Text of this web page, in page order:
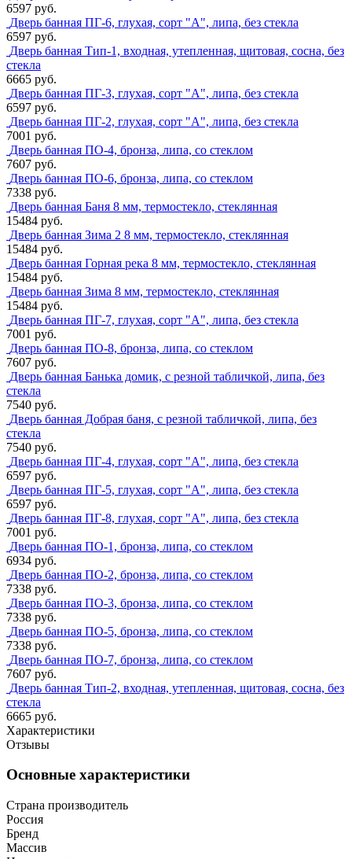
6597 руб.
Дверь банная ПГ-6, глухая, сорт "А", липа, без стекла
6597 руб.
Дверь банная Тип-1, входная, утепленная, щитовая, сосна, без
стекла
6665 руб.
Дверь банная ПГ-3, глухая, сорт "А", липа, без стекла
6597 руб.
Дверь банная ПГ-2, глухая, сорт "А", липа, без стекла
7001 руб.
Дверь банная ПО-4, бронза, липа, со стеклом
7607 руб.
Дверь банная ПО-6, бронза, липа, со стеклом
7338 руб.
Дверь банная Баня 8 мм, термостекло, стеклянная
15484 руб.
Дверь банная Зима 2 8 мм, термостекло, стеклянная
15484 руб.
Дверь банная Горная река 8 мм, термостекло, стеклянная
15484 руб.
Дверь банная Зима 8 мм, термостекло, стеклянная
15484 руб.
Дверь банная ПГ-7, глухая, сорт "А", липа, без стекла
7001 руб.
Дверь банная ПО-8, бронза, липа, со стеклом
7607 руб.
Дверь банная Банька домик, с резной табличкой, липа, без
стекла
7540 руб.
Дверь банная Добрая баня, с резной табличкой, липа, без
стекла
7540 руб.
Дверь банная ПГ-4, глухая, сорт "А", липа, без стекла
6597 руб.
Дверь банная ПГ-5, глухая, сорт "А", липа, без стекла
6597 руб.
Дверь банная ПГ-8, глухая, сорт "А", липа, без стекла
7001 руб.
Дверь банная ПО-1, бронза, липа, со стеклом
6934 руб.
Дверь банная ПО-2, бронза, липа, со стеклом
7338 руб.
Дверь банная ПО-3, бронза, липа, со стеклом
7338 руб.
Дверь банная ПО-5, бронза, липа, со стеклом
7338 руб.
Дверь банная ПО-7, бронза, липа, со стеклом
7607 руб.
Дверь банная Тип-2, входная, утепленная, щитовая, сосна, без
стекла
6665 руб.
Характеристики
Отзывы
Основные характеристики
Страна производитель
Россия
Бренд
Массив